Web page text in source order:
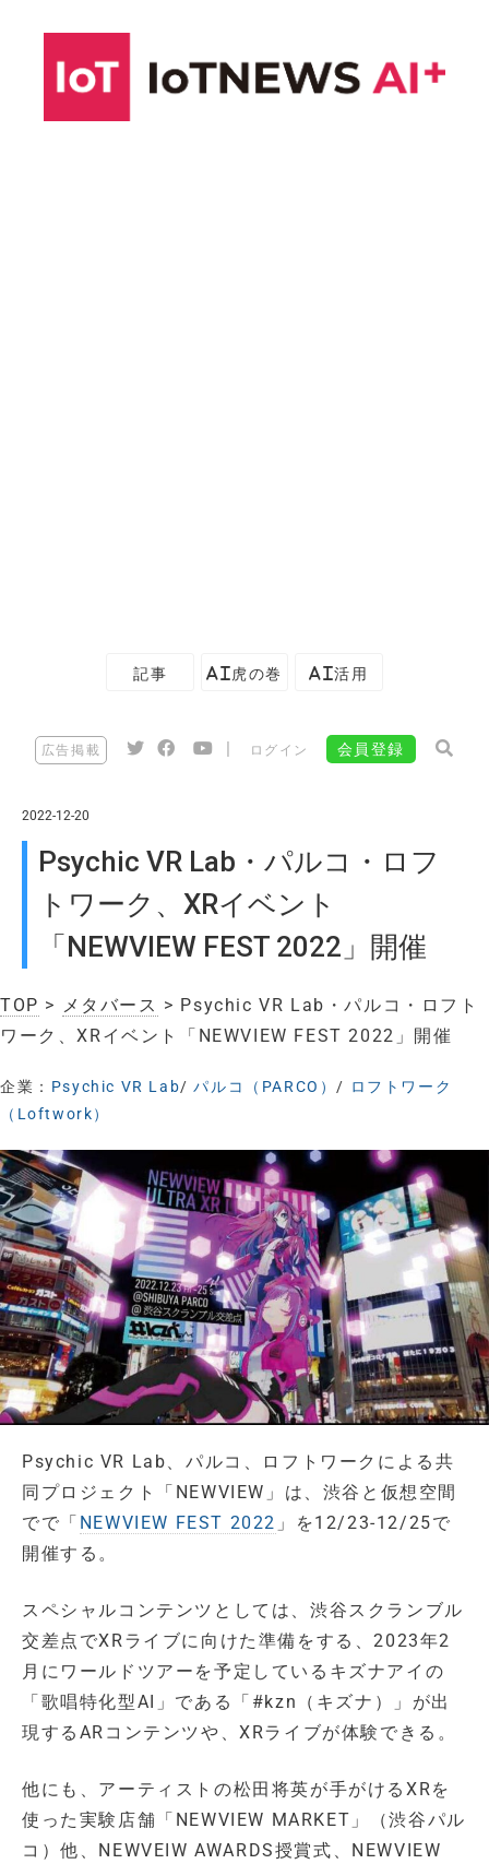
記事 AI虎の巻 AI活用
広告掲載 ログイン 会員登録
2022-12-20
Psychic VR Lab・パルコ・ロフ
トワーク、XRイベント
「NEWVIEW FEST 2022」開催
TOP > メタバース > Psychic VR Lab・パルコ・ロフト
ワーク、XRイベント「NEWVIEW FEST 2022」開催
企業： Psychic VR Lab/パルコ（PARCO）/ ロフトワーク
（Loftwork）
Psychic VR Lab、パルコ、ロフトワークによる共
同プロジェクト「NEWVIEW」は、渋谷と仮想空間
でで「 NEWVIEW FEST 2022 」を12/23-12/25で
開催する。
スペシャルコンテンツとしては、渋谷スクランブル
交差点でXRライブに向けた準備をする、2023年2
月にワールドツアーを予定しているキズナアイの
「歌唱特化型AI」である「#kzn（キズナ）」が出
現するARコンテンツや、XRライブが体験できる。
他にも、アーティストの松田将英が手がけるXRを
使った実験店舗「NEWVIEW MARKET」（渋谷パル
コ）他、NEWVEIW AWARDS授賞式、NEWVIEW